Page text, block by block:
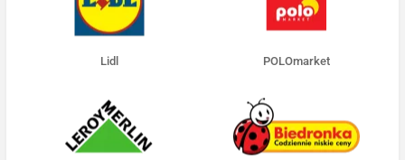
Lidl POLOmarket